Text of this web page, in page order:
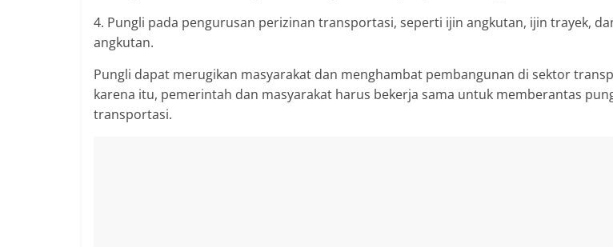
4. Pungli pada pengurusan perizinan transportasi, seperti ijin angkutan, ijin trayek,
angkutan.
Pungli dapat merugikan masyarakat dan menghambat pembangunan di sektor
karena itu, pemerintah dan masyarakat harus bekerja sama untuk memberantas
transportasi.